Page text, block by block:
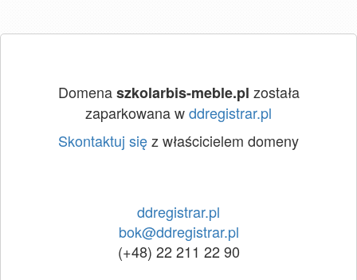
Domenaszkolarbis-meble.pl została
zaparkowana wddregistrar.pl
Skontaktuj sięz właścicielem domeny
ddregistrar.pl
bok@ddregistrar.pl
(+48) 22 211 22 90